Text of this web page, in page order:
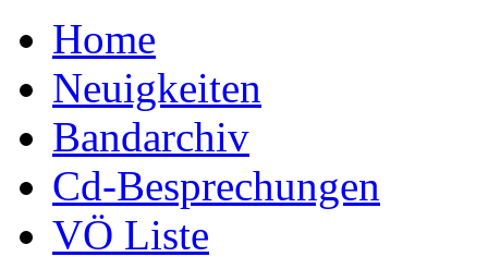
Home
Neuigkeiten
Bandarchiv
Cd-Besprechungen
VÖ Liste